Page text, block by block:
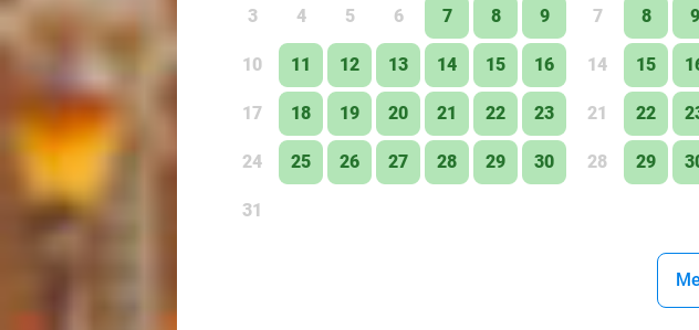
3 4 5 6 7 8 9
10 11 12 13 14 15 16
17 18 19 20 21 22 23
24 25 26 27 28 29 30
31
7 8 9
14 15
21 22
28 29